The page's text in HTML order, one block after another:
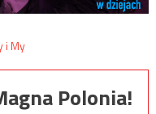
Polonia!